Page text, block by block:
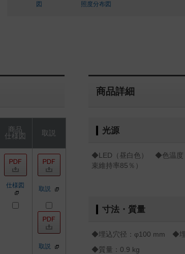
図
照度分布図
商品
仕様図
取説
仕様図 取説
取説
商品詳細
光源
◆LED（昼白色） ◆色温度
束維持率85％）
寸法・質量
◆埋込穴径：φ100 mm ◆埋
◆質量：0.9 kg